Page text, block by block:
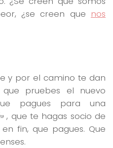
¿se creen que nos
y por el camino te dan
pruebes el nuevo
pagues para una
, que te hagas socio de
fin, que pagues. Que